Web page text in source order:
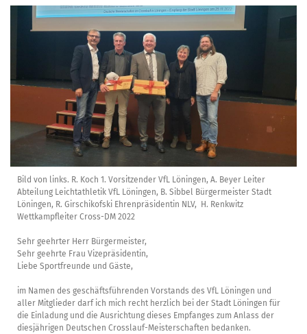
Bild von links. R. Koch 1. Vorsitzender VfL Löningen, A. Beyer Leiter
Abteilung Leichtathletik VfL Löningen, B. Sibbel Bürgermeister Stadt
Löningen, R. Girschikofski Ehrenpräsidentin NLV, H. Renkwitz
Wettkampfleiter Cross-DM 2022
Sehr geehrter Herr Bürgermeister,
Sehr geehrte Frau Vizepräsidentin,
Liebe Sportfreunde und Gäste,
im Namen des geschäftsführenden Vorstands des VfL Löningen und
aller Mitglieder darf ich mich recht herzlich bei der Stadt Löningen für
die Einladung und die Ausrichtung dieses Empfanges zum Anlass der
diesjährigen Deutschen Crosslauf-Meisterschaften bedanken.